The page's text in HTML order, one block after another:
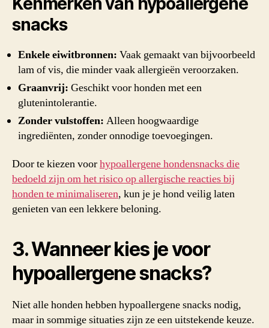
snacks
Enkele eiwitbronnen: Vaak gemaakt van bijvoorbeeld
lam of vis, die minder vaak allergieën veroorzaken.
Graanvrij: Geschikt voor honden met een
glutenintolerantie.
Zonder vulstoffen: Alleen hoogwaardige
ingrediënten, zonder onnodige toevoegingen.
Door te kiezen voorhypoallergene hondensnacks die
bedoeld zijn om het risico op allergische reacties bij
honden te minimaliseren, kun je je hond veilig laten
genieten van een lekkere beloning.
3. Wanneer kies je voor
hypoallergene snacks?
Niet alle honden hebben hypoallergene snacks nodig,
maar in sommige situaties zijn ze een uitstekende keuze.